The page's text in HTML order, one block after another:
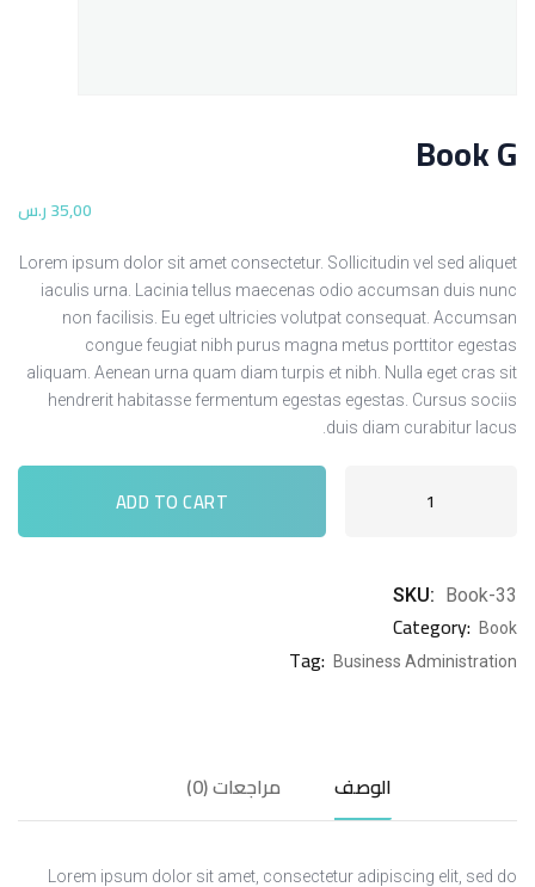
Book G
35,00 ر.س
Lorem ipsum dolor sit amet consectetur. Sollicitudin vel sed aliquet
iaculis urna. Lacinia tellus maecenas odio accumsan duis nunc
non facilisis. Eu eget ultricies volutpat consequat. Accumsan
congue feugiat nibh purus magna metus porttitor egestas
aliquam. Aenean urna quam diam turpis et nibh. Nulla eget cras sit
hendrerit habitasse fermentum egestas egestas. Cursus sociis
duis diam curabitur lacus.
ADD TO CART
SKU: Book-33
Category: Book
Tag: Business Administration
الوصف مراجعات (0)
Lorem ipsum dolor sit amet, consectetur adipiscing elit, sed do